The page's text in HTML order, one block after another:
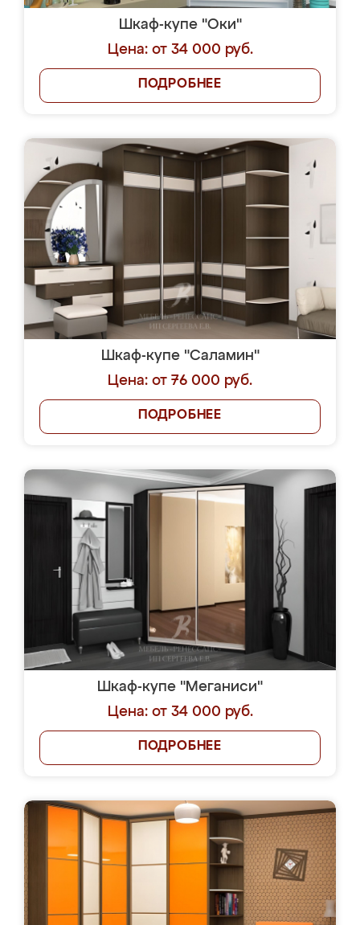
Шкаф-купе "Оки"
Цена: от 34 000 руб.
ПОДРОБНЕЕ
Шкаф-купе "Саламин"
Цена: от 76 000 руб.
ПОДРОБНЕЕ
Шкаф-купе "Меганиси"
Цена: от 34 000 руб.
ПОДРОБНЕЕ